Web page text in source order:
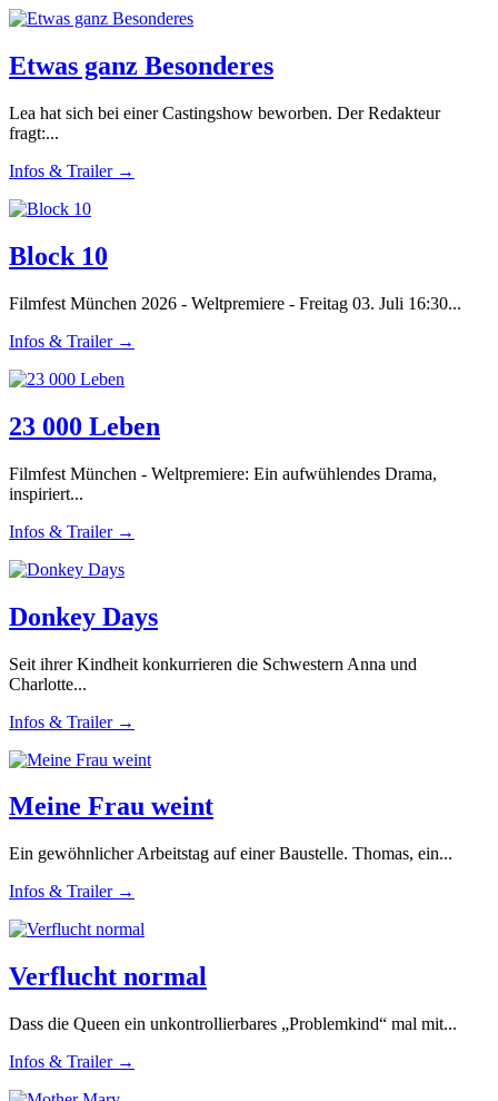
Etwas ganz Besonderes
Lea hat sich bei einer Castingshow beworben. Der Redakteur
fragt:...
Infos & Trailer →
Block 10
Filmfest München 2026 - Weltpremiere - Freitag 03. Juli 16:30...
Infos & Trailer →
23 000 Leben
Filmfest München - Weltpremiere: Ein aufwühlendes Drama,
inspiriert...
Infos & Trailer →
Donkey Days
Seit ihrer Kindheit konkurrieren die Schwestern Anna und
Charlotte...
Infos & Trailer →
Meine Frau weint
Ein gewöhnlicher Arbeitstag auf einer Baustelle. Thomas, ein...
Infos & Trailer →
Verflucht normal
Dass die Queen ein unkontrollierbares „Problemkind“ mal mit...
Infos & Trailer →